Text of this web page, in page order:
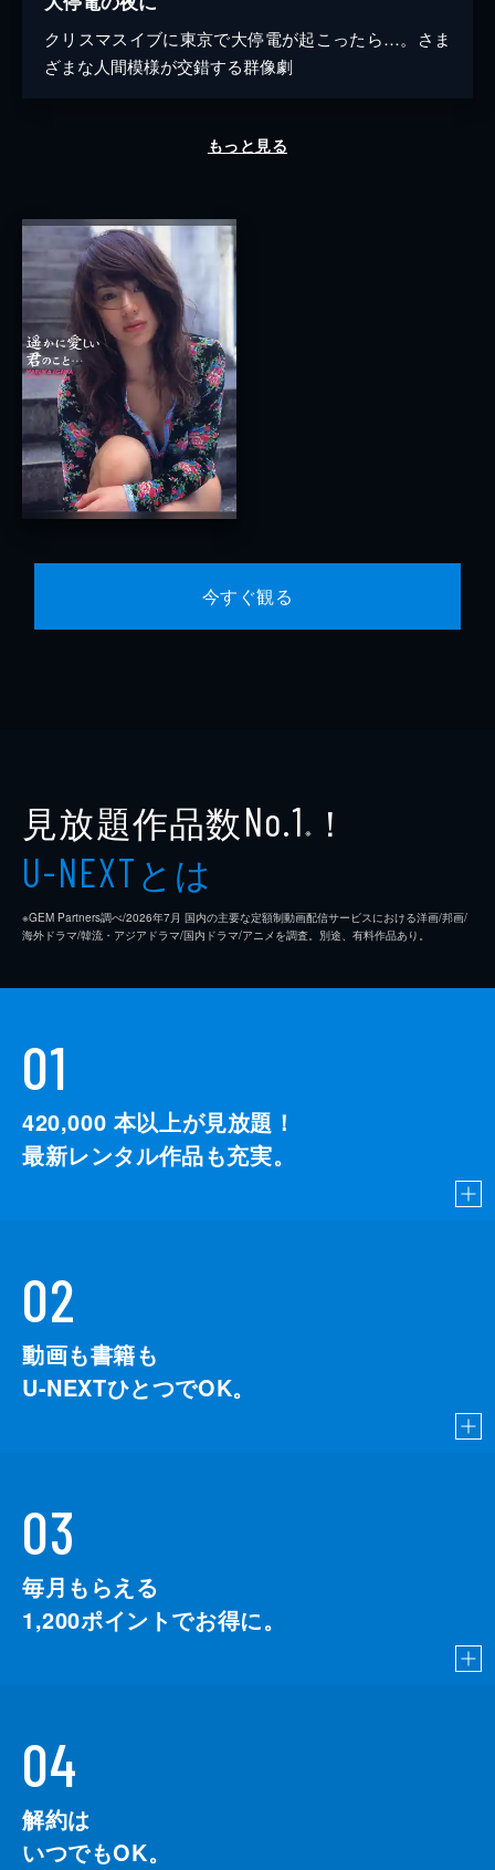
クリスマスイブに東京で大停電が起こったら…。さま
ざまな人間模様が交錯する群像劇
もっと見る
今すぐ観る
見放題作品数No.1 ※ ！
U-NEXTとは
※GEM Partners調べ/2026年7⽉ 国内の主要な定額制動画配信サービスにおける洋画/邦画/
海外ドラマ/韓流・アジアドラマ/国内ドラマ/アニメを調査。別途、有料作品あり。
01
420,000 本以上が見放題！
最新レンタル作品も充実。
02
動画も書籍も
U-NEXTひとつでOK。
03
毎月もらえる
1,200ポイントでお得に。
04
解約は
いつでもOK。